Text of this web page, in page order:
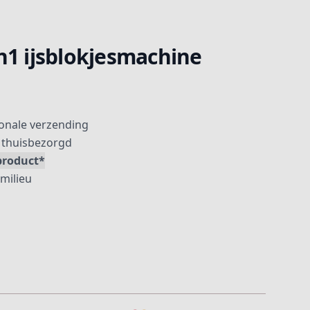
ijsblokjesmachine
verzending